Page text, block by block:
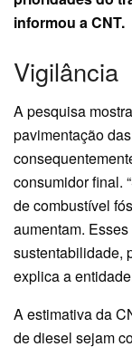
informou a CNT.
Vigilância
A pesquisa
pavimentação
consumidor final.
de combustível
aumentam.
sustentabilidade,
explica a
A estimativa da
de diesel sejam